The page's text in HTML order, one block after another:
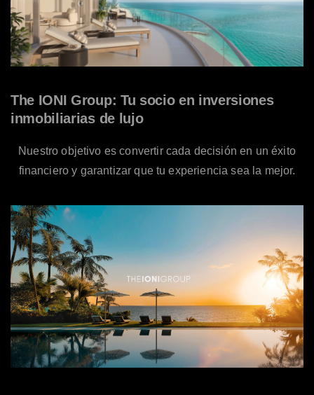
The IONI Group: Tu socio en inversiones
inmobiliarias de lujo
Nuestro objetivo es convertir cada decisión en un éxito
financiero y garantizar que tu experiencia sea la mejor.